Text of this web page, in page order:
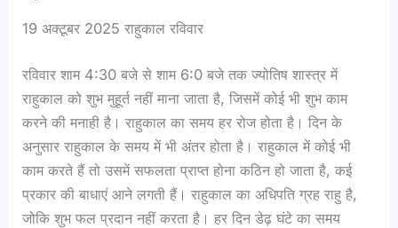
19 अक्टूबर 2025 राहुकाल रविवार
रविवार शाम 4:30 बजे से शाम 6:0 बजे तक ज्योतिष शास्त्र में
राहुकाल को शुभ मुहूर्त नहीं माना जाता है, जिसमें कोई भी शुभ काम
करने की मनाही है। राहुकाल का समय हर रोज होता है। दिन के
अनुसार राहुकाल के समय में भी अंतर होता है। राहुकाल में कोई भी
काम करते हैं तो उसमें सफलता प्राप्त होना कठिन हो जाता है, कई
प्रकार की बाधाएं आने लगती हैं। राहुकाल का अधिपति ग्रह राहु है,
जोकि शुभ फल प्रदान नहीं करता है। हर दिन डेढ़ घंटे का समय